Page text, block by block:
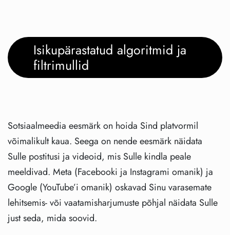
Isikupärastatud algoritmid ja
filtrimullid
Sotsiaalmeedia eesmärk on hoida Sind platvormil
võimalikult kaua. Seega on nende eesmärk näidata
Sulle postitusi ja videoid, mis Sulle kindla peale
meeldivad. Meta (Facebooki ja Instagrami omanik) ja
Google (YouTube’i omanik) oskavad Sinu varasemate
lehitsemis- või vaatamisharjumuste põhjal näidata Sulle
just seda, mida soovid.